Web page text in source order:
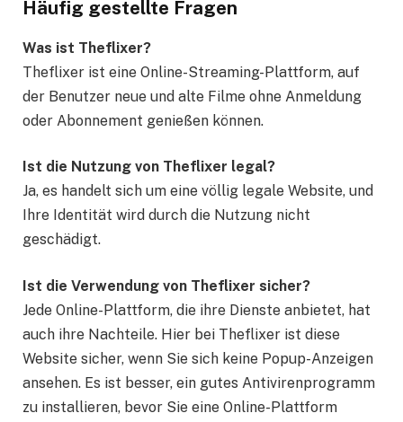
Häufig gestellte Fragen
Was ist Theflixer?
Theflixer ist eine Online-Streaming-Plattform, auf
der Benutzer neue und alte Filme ohne Anmeldung
oder Abonnement genießen können.
Ist die Nutzung von Theflixer legal?
Ja, es handelt sich um eine völlig legale Website, und
Ihre Identität wird durch die Nutzung nicht
geschädigt.
Ist die Verwendung von Theflixer sicher?
Jede Online-Plattform, die ihre Dienste anbietet, hat
auch ihre Nachteile. Hier bei Theflixer ist diese
Website sicher, wenn Sie sich keine Popup-Anzeigen
ansehen. Es ist besser, ein gutes Antivirenprogramm
zu installieren, bevor Sie eine Online-Plattform